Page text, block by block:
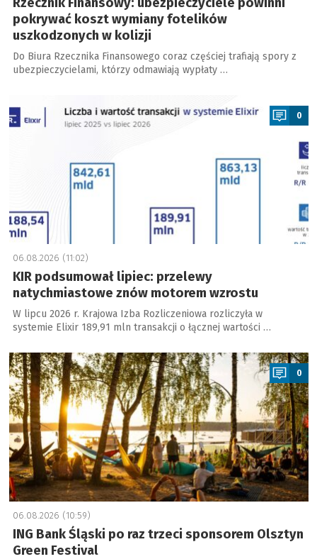
pokrywać koszt wymiany fotelików
uszkodzonych w kolizji
Do Biura Rzecznika Finansowego coraz częściej trafiają spory z
ubezpieczycielami, którzy odmawiają wypłaty …
0
06.08.2026 (11:02)
KIR podsumował lipiec: przelewy
natychmiastowe znów motorem wzrostu
W lipcu 2026 r. Krajowa Izba Rozliczeniowa rozliczyła w
systemie Elixir 189,91 mln transakcji o łącznej wartości …
a
0
06.08.2026 (10:59)
ING Bank Śląski po raz trzeci sponsorem Olsztyn
Green Festival